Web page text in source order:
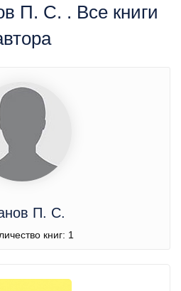
П. С. . Все книги
П. С.
книг: 1